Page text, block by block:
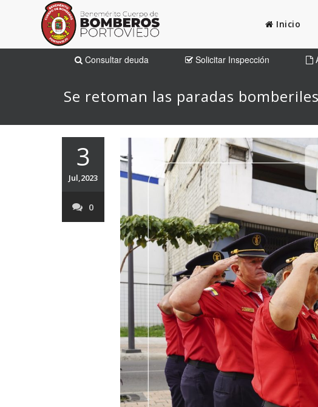
Inicio
Consultar deuda Solicitar Inspección
Se retoman las paradas bomberiles
3
Jul,2023
0